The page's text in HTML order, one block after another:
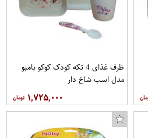
ظرف غذای 4 تکه کودک کوکو بامبو
مدل اسب شاخ دار
۱,۷۲۵,۰۰۰